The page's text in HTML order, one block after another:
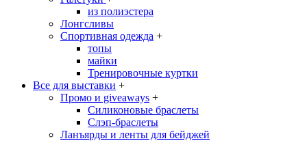
из полиэстера
Лонгсливы
Спортивная одежда +
топы
майки
Тренировочные куртки
Все для выставки +
Промо и giveaways +
Силиконовые браслеты
Cлэп-браслеты
Ланъярды и ленты для бейджей